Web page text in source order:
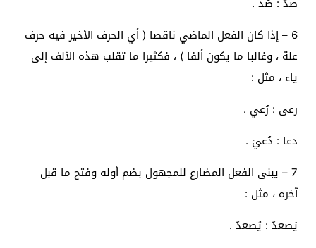
6 – إذا كان الفعل الماضي ناقصا ( أي الحرف الأخير فيه حرف
علة ، وغالبا ما يكون ألفا ) ، فكثيرا ما تقلب هذه الألف إلى
ياء ، مثل :
رعى : رُعي .
دعا : دُعيَ .
7 – يبنى الفعل المضارع للمجهول بضم أوله وفتح ما قبل
آخره ، مثل :
يَصعدُ : يُصعدُ .